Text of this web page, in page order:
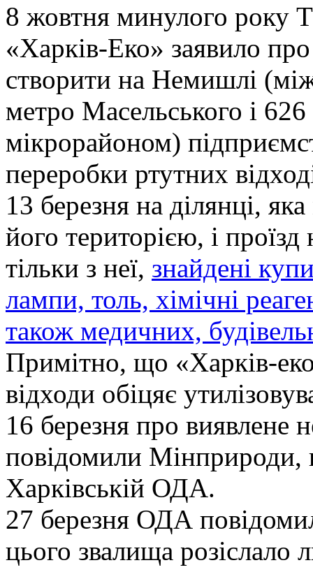
8 жовтня минулого року
«Харків-Еко» заявило
створити на Немишлі
метро Масельського і 626
мікрорайоном)
переробки ртутних
13 березня на ділянці,
його територією, і проїзд
тільки з неї, знайдені
лампи, толь, хімічні
також медичних,
Примітно, що «Харків-
відходи обіцяє
16 березня про виявлене
повідомили Мінприроди,
Харківській ОДА.
27 березня ОДА
цього звалища розіслало